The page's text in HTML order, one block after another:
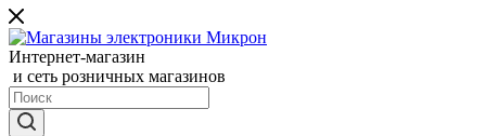
Интернет-магазин
и сеть розничных магазинов